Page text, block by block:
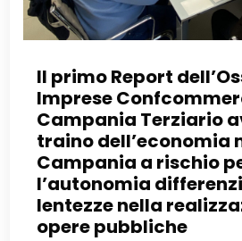
Il primo Report
Imprese
Campania Terziario
traino dell’economia
Campania a rischio
l’autonomia
lentezze nella
opere pubbliche